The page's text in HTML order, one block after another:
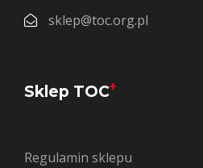
sklep@toc.org.pl
Sklep TOC+
Regulamin sklepu